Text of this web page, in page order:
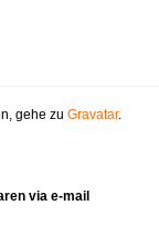
gehe zu Gravatar.
via e-mail